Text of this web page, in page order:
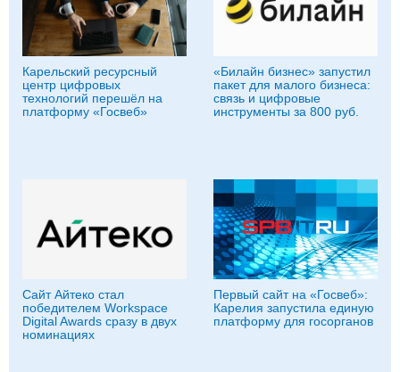
Карельский ресурсный
центр цифровых
технологий перешёл на
платформу «Госвеб»
«Билайн бизнес» запустил
пакет для малого бизнеса:
связь и цифровые
инструменты за 800 руб.
Сайт Айтеко стал
победителем Workspace
Digital Awards сразу в двух
номинациях
Первый сайт на «Госвеб»:
Карелия запустила единую
платформу для госорганов